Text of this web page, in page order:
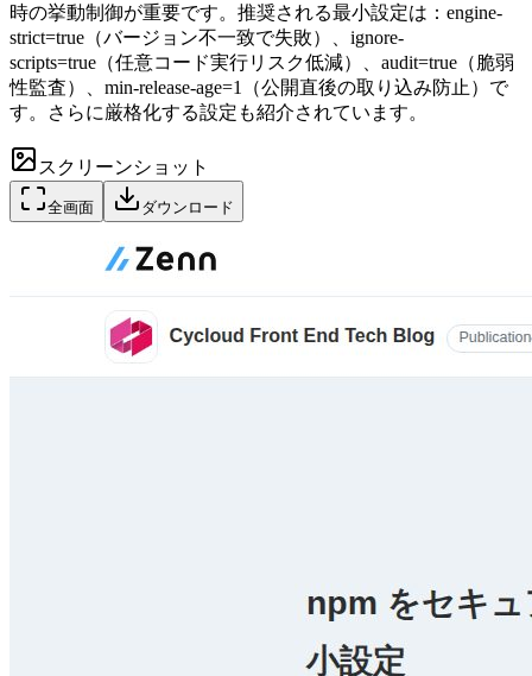
時の挙動制御が重要です。推奨される最小設定は：engine-
strict=true（バージョン不一致で失敗）、ignore-
scripts=true（任意コード実行リスク低減）、audit=true（脆弱
性監査）、min-release-age=1（公開直後の取り込み防止）で
す。さらに厳格化する設定も紹介されています。
スクリーンショット
全画面 ダウンロード